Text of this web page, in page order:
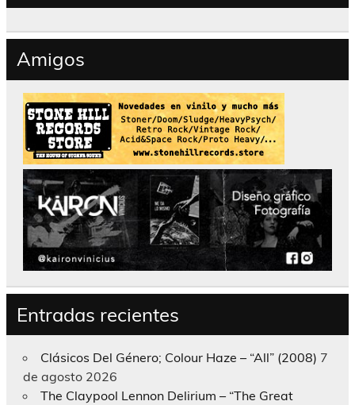
Amigos
Entradas recientes
Clásicos Del Género; Colour Haze – “All” (2008) 7
de agosto 2026
The Claypool Lennon Delirium – “The Great